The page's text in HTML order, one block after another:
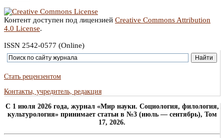
Контент доступен под лицензией Creative Commons Attribution
4.0 License.
ISSN 2542-0577 (Online)
Стать рецензентом
Контакты, учредитель, редакция
C 1 июля 2026 года, журнал «Мир науки. Социология, филология,
культурология» принимает статьи в №3 (июль — сентябрь), Том
17, 2026.